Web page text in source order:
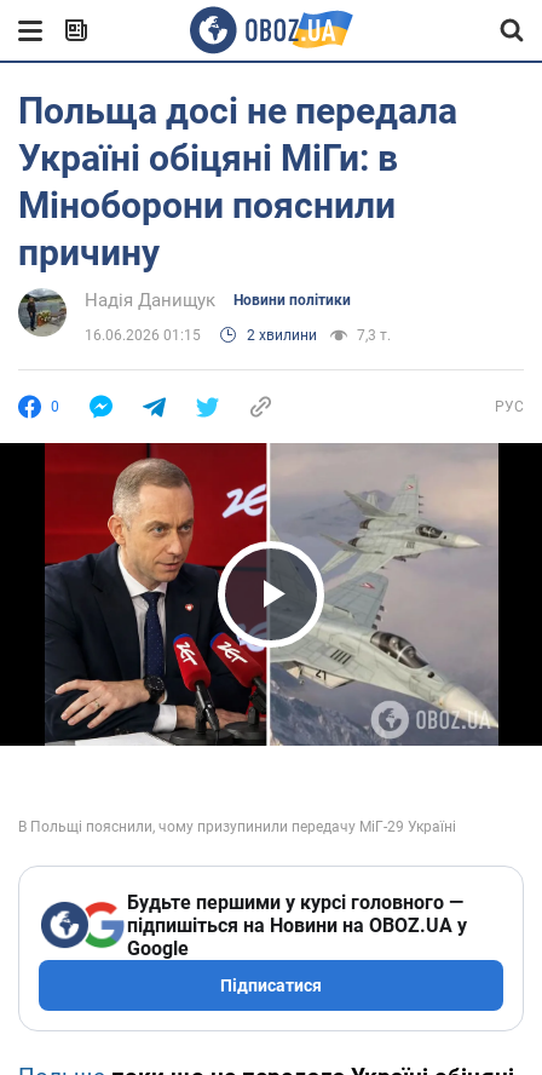
Польща досі не передала
Україні обіцяні МіГи: в
Міноборони пояснили
причину
Надія Данищук Новини політики
16.06.2026 01:15 2 хвилини 7,3 т.
0 РУС
Play Video
Будьте першими у курсі головного —
підпишіться на Новини на OBOZ.UA у
Google
Підписатися